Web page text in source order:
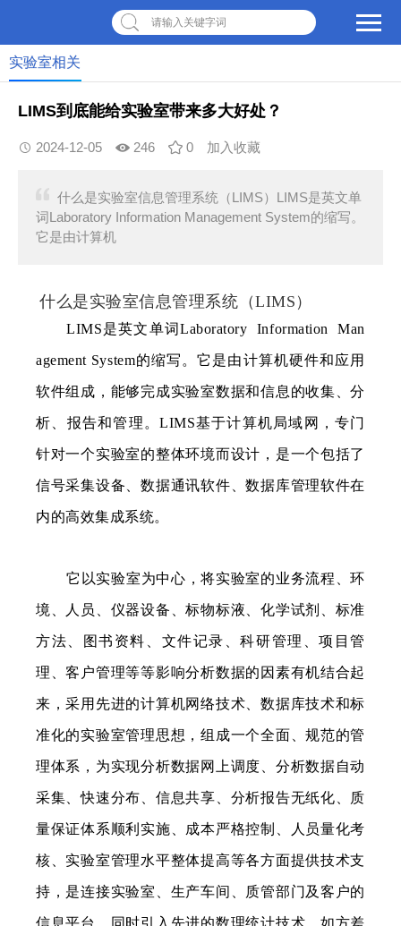
请输入关键字词
实验室相关
LIMS到底能给实验室带来多大好处？
2024-12-05 246 0 加入收藏
什么是实验室信息管理系统（LIMS）LIMS是英文单
词Laboratory Information Management System的缩写。
它是由计算机
什么是实验室信息管理系统（LIMS）
LIMS是英文单词Laboratory Information Man
agement System的缩写。它是由计算机硬件和应用
软件组成，能够完成实验室数据和信息的收集、分
析、报告和管理。LIMS基于计算机局域网，专门
针对一个实验室的整体环境而设计，是一个包括了
信号采集设备、数据通讯软件、数据库管理软件在
内的高效集成系统。
它以实验室为中心，将实验室的业务流程、环
境、人员、仪器设备、标物标液、化学试剂、标准
方法、图书资料、文件记录、科研管理、项目管
理、客户管理等等影响分析数据的因素有机结合起
来，采用先进的计算机网络技术、数据库技术和标
准化的实验室管理思想，组成一个全面、规范的管
理体系，为实现分析数据网上调度、分析数据自动
采集、快速分布、信息共享、分析报告无纸化、质
量保证体系顺利实施、成本严格控制、人员量化考
核、实验室管理水平整体提高等各方面提供技术支
持，是连接实验室、生产车间、质管部门及客户的
信息平台，同时引入先进的数理统计技术，如方差